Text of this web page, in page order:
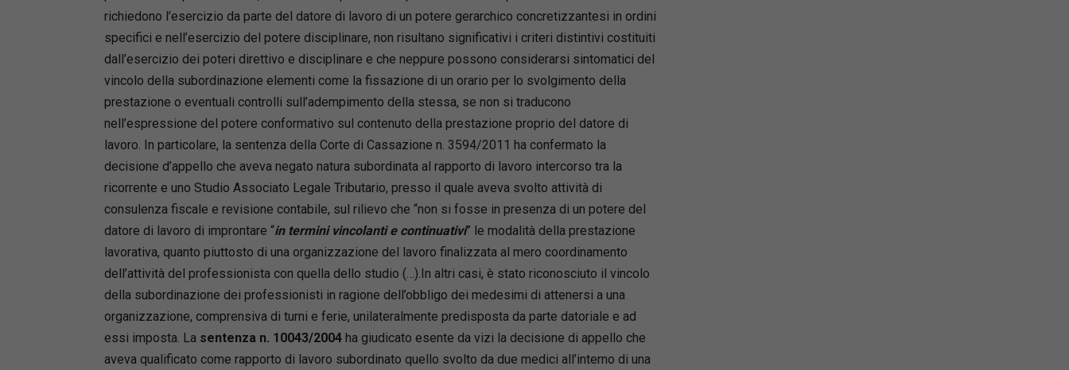
richiedono l’esercizio da parte del datore di lavoro di un potere gerarchico concretizzantesi in ordini
specifici e nell’esercizio del potere disciplinare, non risultano significativi i criteri distintivi costituiti
dall’esercizio dei poteri direttivo e disciplinare e che neppure possono considerarsi sintomatici del
vincolo della subordinazione elementi come la fissazione di un orario per lo svolgimento della
prestazione o eventuali controlli sull’adempimento della stessa, se non si traducono
nell’espressione del potere conformativo sul contenuto della prestazione proprio del datore di
lavoro. In particolare, la sentenza della Corte di Cassazione n. 3594/2011 ha confermato la
decisione d’appello che aveva negato natura subordinata al rapporto di lavoro intercorso tra la
ricorrente e uno Studio Associato Legale Tributario, presso il quale aveva svolto attività di
consulenza fiscale e revisione contabile, sul rilievo che “non si fosse in presenza di un potere del
datore di lavoro di improntare “in termini vincolanti e continuativi” le modalità della prestazione
lavorativa, quanto piuttosto di una organizzazione del lavoro finalizzata al mero coordinamento
dell’attività del professionista con quella dello studio (…).In altri casi, è stato riconosciuto il vincolo
della subordinazione dei professionisti in ragione dell’obbligo dei medesimi di attenersi a una
organizzazione, comprensiva di turni e ferie, unilateralmente predisposta da parte datoriale e ad
essi imposta. La sentenza n. 10043/2004ha giudicato esente da vizi la decisione di appello che
aveva qualificato come rapporto di lavoro subordinato quello svolto da due medici all’interno di una